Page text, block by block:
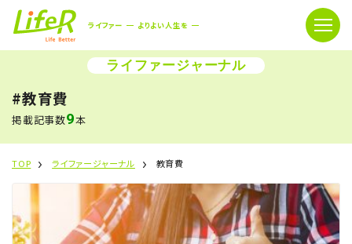
ライファー よりよい人生を
ライファージャーナル
#教育費
掲載記事数9本
TOP ライファージャーナル 教育費